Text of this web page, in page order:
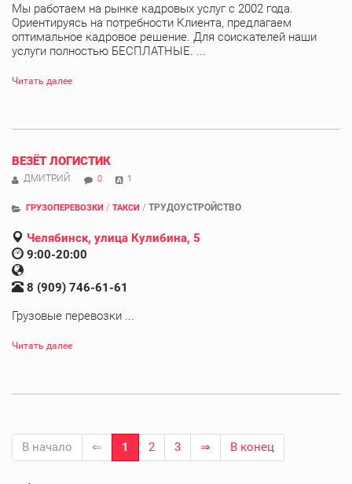
Мы работаем на рынке кадровых услуг с 2002 года.
Ориентируясь на потребности Клиента, предлагаем
оптимальное кадровое решение. Для соискателей наши
услуги полностью БЕСПЛАТНЫЕ. ...
Читать далее
ВЕЗЁТ ЛОГИСТИК
ДМИТРИЙ 0 1
ГРУЗОПЕРЕВОЗКИ / ТАКСИ / ТРУДОУСТРОЙСТВО
Челябинск, улица Кулибина, 5
9:00-20:00
8 (909) 746-61-61
Грузовые перевозки ...
Читать далее
В начало ⇐ 1 2 3 ⇒ В конец